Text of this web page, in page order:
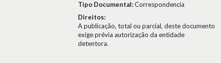
Tipo Documental:Correspondencia
Direitos:
A publicação, total ou parcial, deste documento
exige prévia autorização da entidade
detentora.